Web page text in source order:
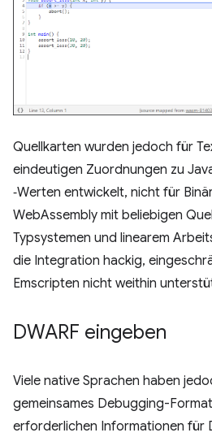
Quellkarten wurden jedoch für
eindeutigen Zuordnungen zu
‑Werten entwickelt, nicht für
WebAssembly mit beliebigen
Typsystemen und linearem
die Integration hackig,
Emscripten nicht weithin
DWARF eingeben
Viele native Sprachen haben
gemeinsames Debugging-
erforderlichen Informationen für